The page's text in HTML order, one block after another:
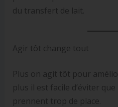
du transfert de lait.
Agir tôt change tout
Plus on agit tôt pour
plus il est facile d’éviter
prennent trop de place.